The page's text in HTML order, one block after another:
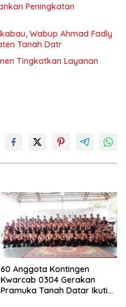
Peningkatan
Wabup Ahmad Fadly
Tanah Datr
Tingkatkan Layanan
60 Anggota Kontingen
Kwarcab 0304 Gerakan
Pramuka Tanah Datar Ikuti